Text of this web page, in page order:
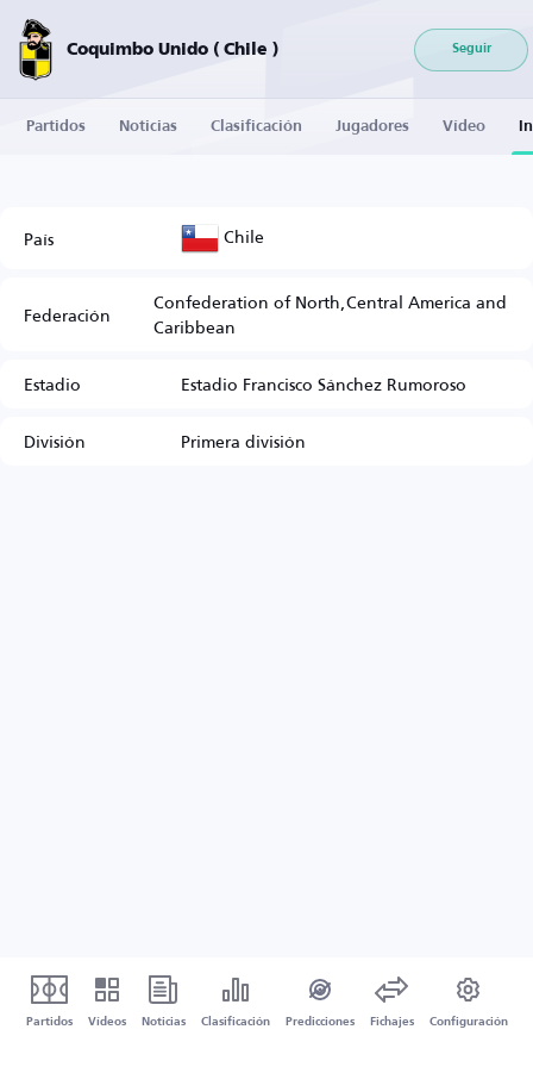
Coquimbo Unido ( Chile ) Seguir
Partidos Noticias Clasificación Jugadores Vídeo
País Chile
Federación Confederation of North,Central America and
Caribbean
Estadio
Estadio Francisco Sánchez Rumoroso
División
Primera división
Partidos Vídeos Noticias Clasificación Predicciones Fichajes Configuración